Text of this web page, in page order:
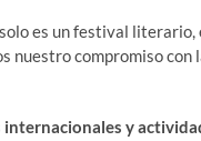
es un festival literario,
nuestro compromiso
y